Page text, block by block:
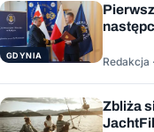
GDYNIA Redakcja ·
Zbliża